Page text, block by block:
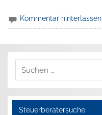
Kommentar hinterlassen
Steuerberatersuche: